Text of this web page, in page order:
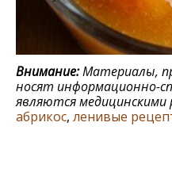
Внимание:Материалы,
носят информационно-
являются медицинскими
абрикос, ленивые